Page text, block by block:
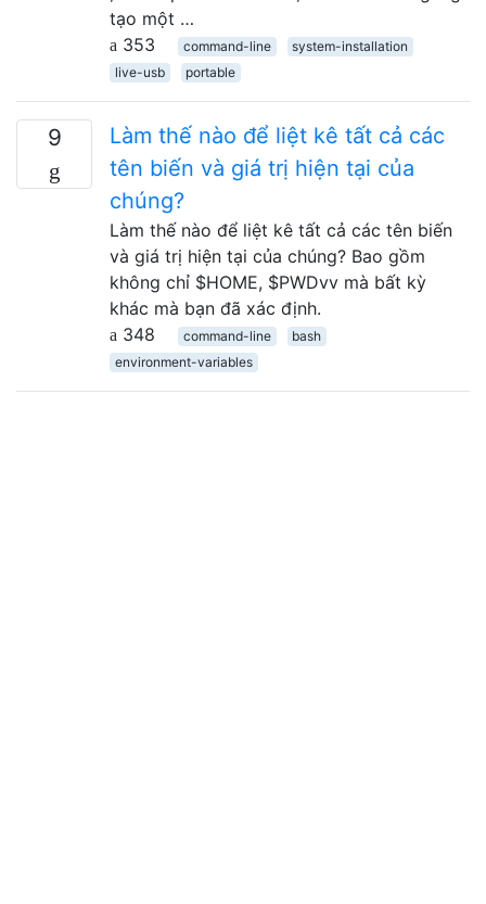
tạo một …
353
command-line
system-installation
live-usb
portable
9
Làm thế nào để liệt kê tất cả các
tên biến và giá trị hiện tại của
chúng?
Làm thế nào để liệt kê tất cả các tên biến
và giá trị hiện tại của chúng? Bao gồm
không chỉ $HOME, $PWDvv mà bất kỳ
khác mà bạn đã xác định.
348
command-line
bash
environment-variables